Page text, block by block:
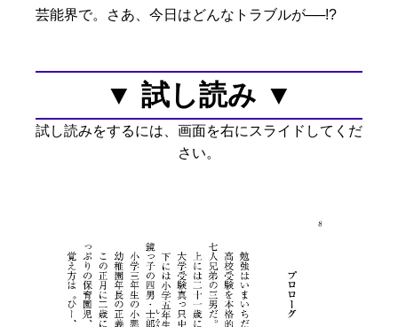
芸能界で。さあ、今日はどんなトラブルが──!?
▼ 試し読み ▼
試し読みをするには、画面を右にスライドしてくだ
さい。